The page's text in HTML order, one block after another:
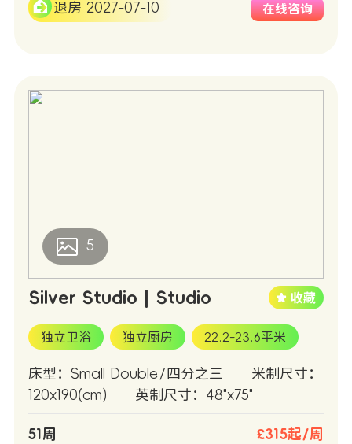
退房 2027-07-10 在线咨询
5
Silver Studio | Studio
独立卫浴 独立厨房 22.2-23.6平米
床型：Small Double/四分之三
米制尺寸：
120x190(cm)
英制尺寸：48"x75"
51周 £315起/周